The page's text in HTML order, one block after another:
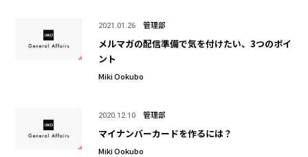
2021.01.26 管理部
メルマガの配信準備で気を付けたい、3つのポイ
ント
Miki Ookubo
2020.12.10 管理部
マイナンバーカードを作るには？
Miki Ookubo